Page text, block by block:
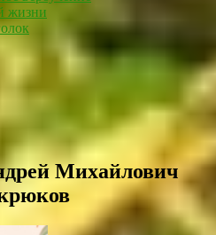
жизни
Михайлович